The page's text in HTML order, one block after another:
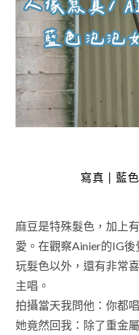
寫真 | 藍
麻豆是特殊髮色，加上
愛。在觀察Ainier的IG
玩髮色以外，還有非常
主唱。
拍攝當天我問他：你都
她竟然回我：除了重金